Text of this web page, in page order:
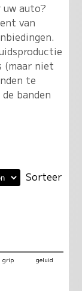
auto?
van
(maar niet
te
banden
Sorteer
grip geluid